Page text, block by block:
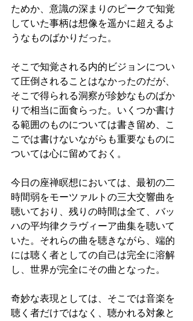
ためか、意識の深まりのピークで知覚
していた事柄は想像を遥かに超えるよ
うなものばかりだった。
そこで知覚される内的ビジョンについ
て圧倒されることはなかったのだが、
そこで得られる洞察が珍妙なものばか
りで相当に面食らった。いくつか書け
る範囲のものについては書き留め、こ
こでは書けないながらも重要なものに
ついては心に留めておく。
今日の座禅瞑想においては、最初の二
時間弱をモーツァルトの三大交響曲を
聴いており、残りの時間は全て、バッ
ハの平均律クラヴィーア曲集を聴いて
いた。それらの曲を聴きながら、端的
には聴く者としての自己は完全に溶解
し、世界が完全にその曲となった。
奇妙な表現としては、そこでは音楽を
聴く者だけではなく、聴かれる対象と